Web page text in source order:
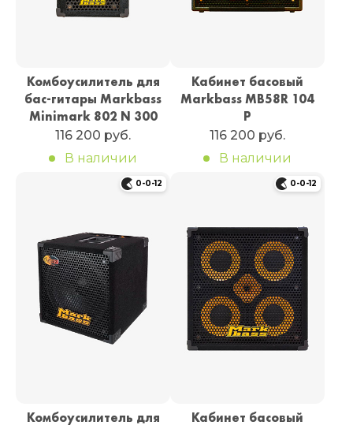
Комбоусилитель для
бас-гитары Markbass
Minimark 802 N 300
116 200 руб.
В наличии
Кабинет басовый
Markbass MB58R 104
P
116 200 руб.
В наличии
0-0-12
Комбоусилитель для
0-0-12
Кабинет басовый